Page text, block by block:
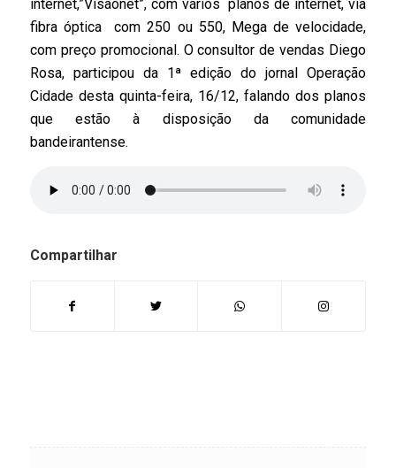
internet,”Visãonet”, com vários planos de internet, via
fibra óptica com 250 ou 550, Mega de velocidade,
com preço promocional. O consultor de vendas Diego
Rosa, participou da 1ª edição do jornal Operação
Cidade desta quinta-feira, 16/12, falando dos planos
que estão à disposição da comunidade
bandeirantense.
Compartilhar